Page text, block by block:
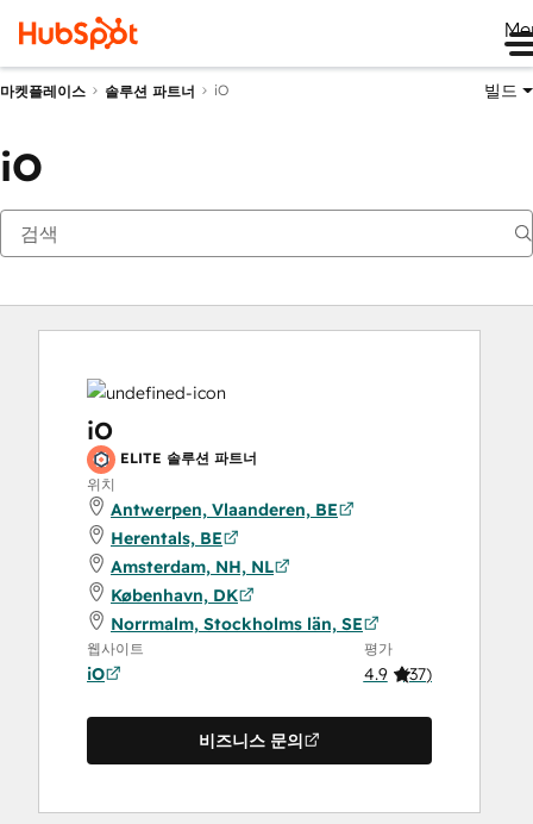
마켓플레이스 솔루션 파트너 iO 빌드
iO
iO
ELITE 솔루션 파트너
위치
Antwerpen, Vlaanderen, BE
Herentals, BE
Amsterdam, NH, NL
København, DK
Norrmalm, Stockholms län, SE
웹사이트
iO
평가
4.9 (37)
비즈니스 문의